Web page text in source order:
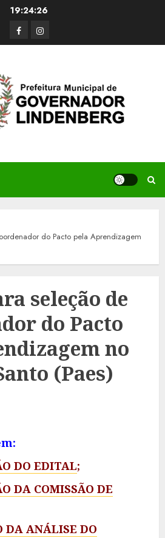
19:24:26
FacerbookInstagram
do Pacto pela Aprendizagem
seleção de
do Pacto
no
(Paes)
DO EDITAL;
DA COMISSÃO DE
DA ANÁLISE DO